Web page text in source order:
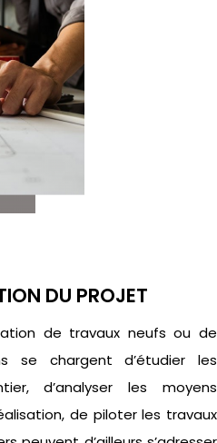
DU PROJET
de travaux neufs ou de
se chargent d’étudier les
r, d’analyser les moyens
de piloter les travaux